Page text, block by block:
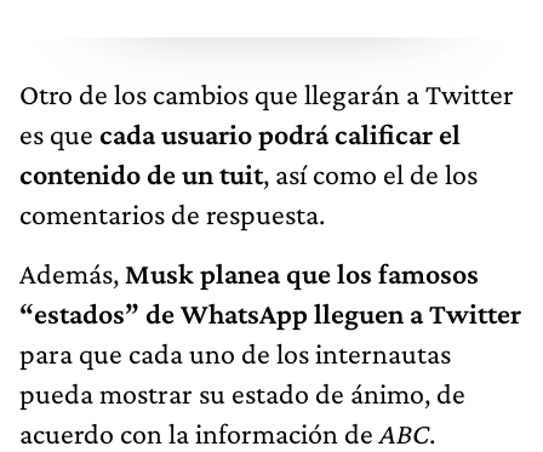
Otro de los cambios que llegarán a Twitter
es que cada usuario podrá calificar el
contenido de un tuit, así como el de los
comentarios de respuesta.
Además, Musk planea que los famosos
“estados” de WhatsApp lleguen a Twitter
para que cada uno de los internautas
pueda mostrar su estado de ánimo, de
acuerdo con la información de ABC.